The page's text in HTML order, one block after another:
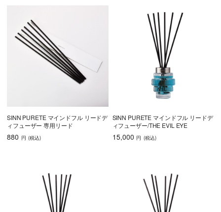
SINN PURETE マインドフル リードデ
ィフューザー 専用リード
880 円 (税込)
SINN PURETE マインドフル リードデ
ィフューザー/THE EVIL EYE
15,000 円 (税込)